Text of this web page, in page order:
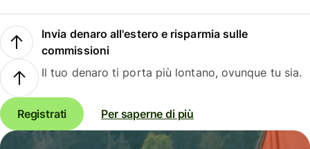
Invia denaro all'estero e risparmia sulle
commissioni
Il tuo denaro ti porta più lontano, ovunque tu sia.
Registrati Per saperne di più